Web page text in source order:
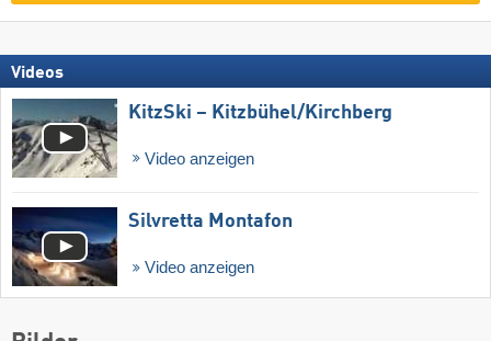
Videos
KitzSki – Kitzbühel/​Kirchberg
Video anzeigen
Silvretta Montafon
Video anzeigen